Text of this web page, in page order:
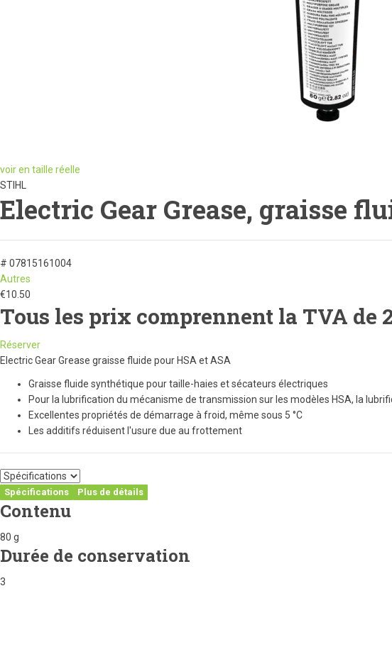
voir en taille réelle
STIHL
Electric Gear Grease, graisse
# 07815161004
Autres
€10.50
Tous les prix comprennent la TVA de
Réserver
Electric Gear Grease graisse fluide pour HSA et ASA
Graisse fluide synthétique pour taille-haies et sécateurs électriques
Pour la lubrification du mécanisme de transmission sur les modèles HSA, la
Excellentes propriétés de démarrage à froid, même sous 5 °C
Les additifs réduisent l'usure due au frottement
Spécifications Plus de détails
Contenu
80 g
Durée de conservation
3